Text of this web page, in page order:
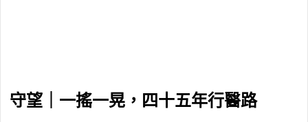
守望｜一搖一晃，四十五年行醫路